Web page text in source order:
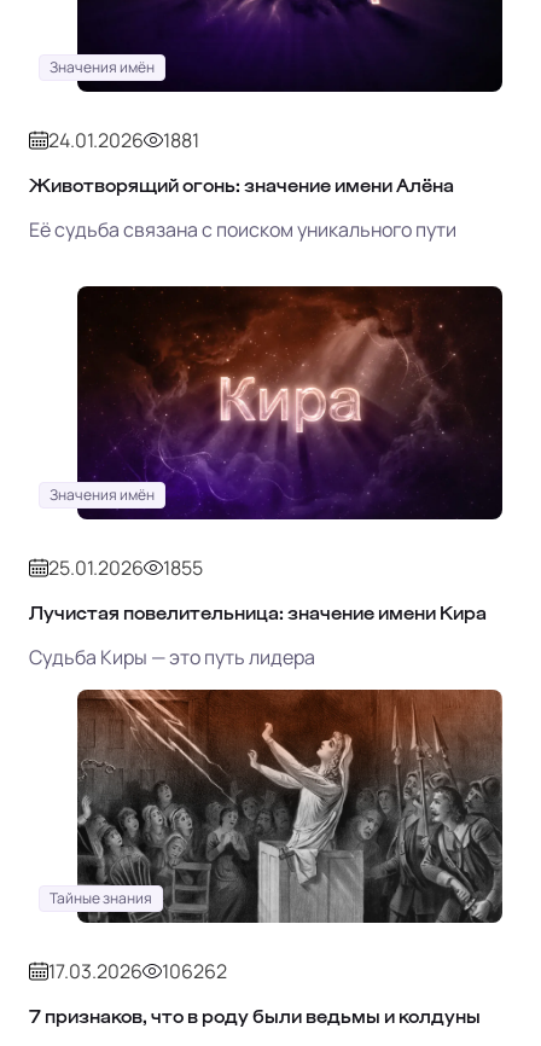
Значения имён
24.01.2026 1881
Животворящий огонь: значение имени Алёна
Её судьба связана с поиском уникального пути
Значения имён
25.01.2026 1855
Лучистая повелительница: значение имени Кира
Судьба Киры — это путь лидера
Тайные знания
17.03.2026 106262
7 признаков, что в роду были ведьмы и колдуны